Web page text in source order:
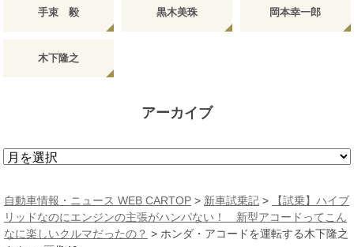
手束 毅 黒木美珠 岡本幸一郎
木下隆之
アーカイブ
ア
カ
イ
ブ
自動車情報・ニュース WEB CARTOP > 新車試乗記 >
【試乗】ハイブ
リッドなのにエンジンの主張がハンパない！ 新型アコードってこん
なに楽しいクルマだったの？ > ホンダ・アコードを運転する木下隆之